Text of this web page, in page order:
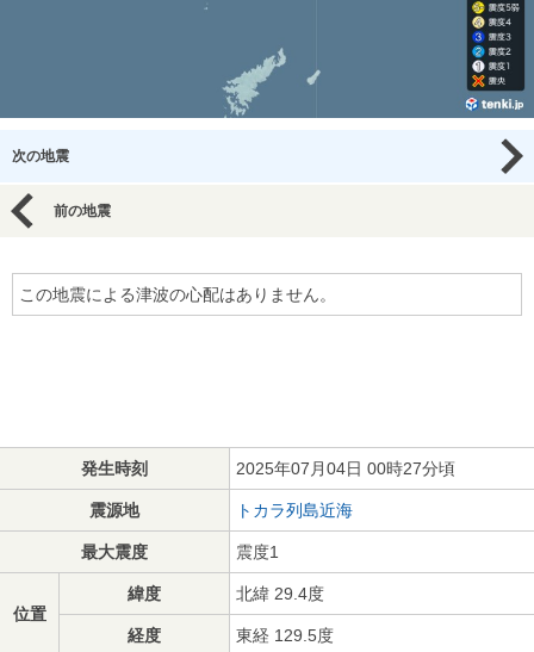
次の地震
前の地震
この地震による津波の心配はありません。
発生時刻 2025年07月04日 00時27分頃
震源地 トカラ列島近海
最大震度 震度1
位置
緯度 北緯 29.4度
経度 東経 129.5度